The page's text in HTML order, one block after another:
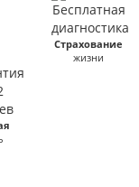
Страхование
жизни